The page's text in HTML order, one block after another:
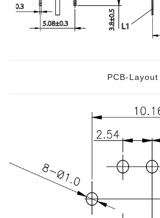
PCB-Layout